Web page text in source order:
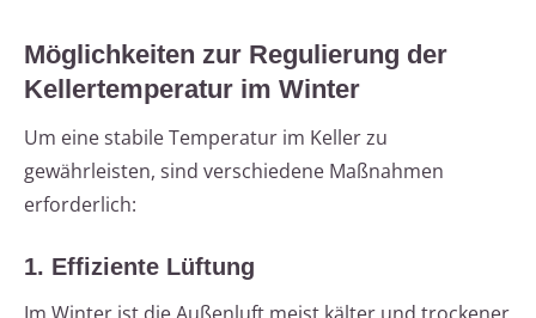
Möglichkeiten zur Regulierung der
Kellertemperatur im Winter
Um eine stabile Temperatur im Keller zu
gewährleisten, sind verschiedene Maßnahmen
erforderlich:
1. Effiziente Lüftung